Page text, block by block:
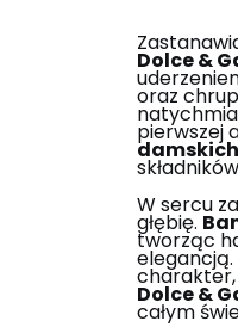
Dolce &
oraz
pierwszej
damskich
W sercu
głębię.
tworząc
elegancją.
Dolce &
całym